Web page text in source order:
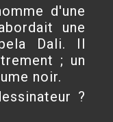
d'une
une
Dali. Il
; un
noir.
?